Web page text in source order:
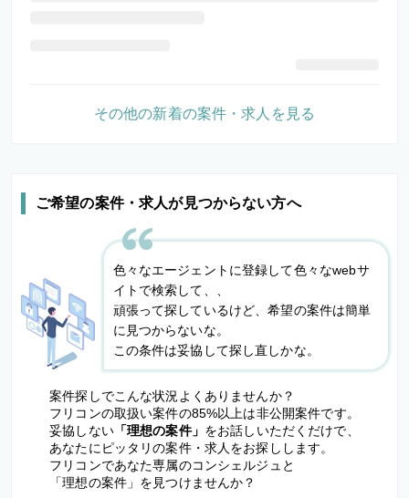
ご希望の案件・求人が見つからない方へ
色々なエージェントに登録して色々なwebサ
イトで検索して、、
頑張って探しているけど、希望の案件は簡単
に見つからないな。
この条件は妥協して探し直しかな。
案件探しでこんな状況よくありませんか？
フリコンの取扱い案件の85%以上は非公開案件です。
妥協しない「理想の案件」 をお話しいただくだけで、
あなたにピッタリの案件・求人をお探しします。
フリコンであなた専属のコンシェルジュと
「理想の案件」を見つけませんか？
その他の新着の案件・求人を見る